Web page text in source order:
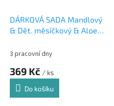
DÁRKOVÁ SADA Mandlový
& Dět. měsíčkový & Aloe
3 pracovní dny
369 Kč / ks
Do košíku